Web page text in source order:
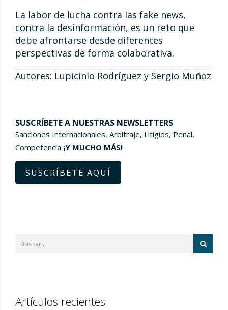
La labor de lucha contra las fake news,
contra la desinformación, es un reto que
debe afrontarse desde diferentes
perspectivas de forma colaborativa.
Autores: Lupicinio Rodríguez y Sergio Muñoz
SUSCRÍBETE A NUESTRAS NEWSLETTERS
Sanciones Internacionales, Arbitraje, Litigios, Penal,
Competencia ¡Y MUCHO MÁS!
SUSCRÍBETE AQUÍ
Artículos recientes